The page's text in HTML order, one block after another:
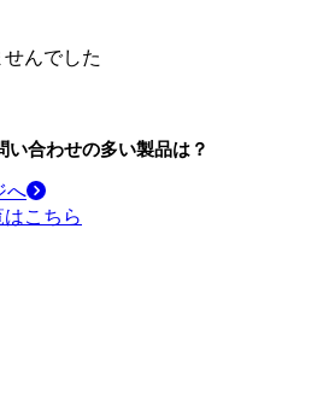
んでした
い合わせの多い製品は？
へ
はこちら